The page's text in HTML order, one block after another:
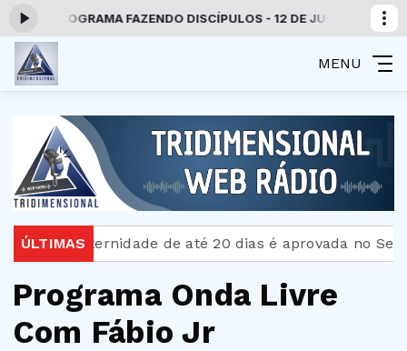
PROGRAMA FAZENDO DISCÍPULOS - 12 DE JULHO DE 2026
MENU
ÚLTIMAS
paternidade de até 20 dias é aprovada no Senado
Programa Onda Livre
Com Fábio Jr